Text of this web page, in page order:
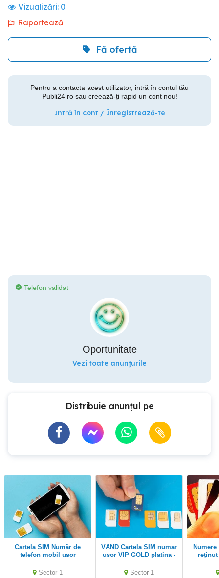
Vizualizări: 0
Raportează
Fă ofertă
Pentru a contacta acest utilizator, intră în contul tău
Publi24.ro sau creează-ți rapid un cont nou!
Intră în cont / Înregistrează-te
Telefon validat
Oportunitate
Vezi toate anunțurile
Distribuie anunțul pe
Cartela SIM Număr de
telefon mobil usor
exclusivist Firma Usor
Sector 1
VAND Cartela SIM numar
usor VIP GOLD platina -
Premium usor de retinut
Sector 1
Numere speciale ușor de
reținut